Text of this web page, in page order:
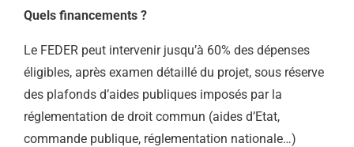
Quels financements ?
Le FEDER peut intervenir jusqu’à 60% des dépenses
éligibles, après examen détaillé du projet, sous réserve
des plafonds d’aides publiques imposés par la
réglementation de droit commun (aides d’Etat,
commande publique, réglementation nationale…)